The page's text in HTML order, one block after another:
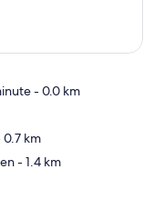
- 0.0 km
0.7 km
- 1.4 km